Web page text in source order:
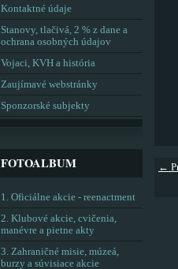
←
Kontaktné údaje
Stanovy, tlačivá, 2 % z dane a
ochrana osobných údajov
Vojaci, KVH a história
Zaujímavé webstránky
Sponzorské subjekty
FOTOALBUM
1. Oficiálne akcie - reenactment
2. Klubové akcie, cvičenia,
manévre a pietne akty
3. Zahraničné misie, múzeá,
burzy a súvisiace akcie